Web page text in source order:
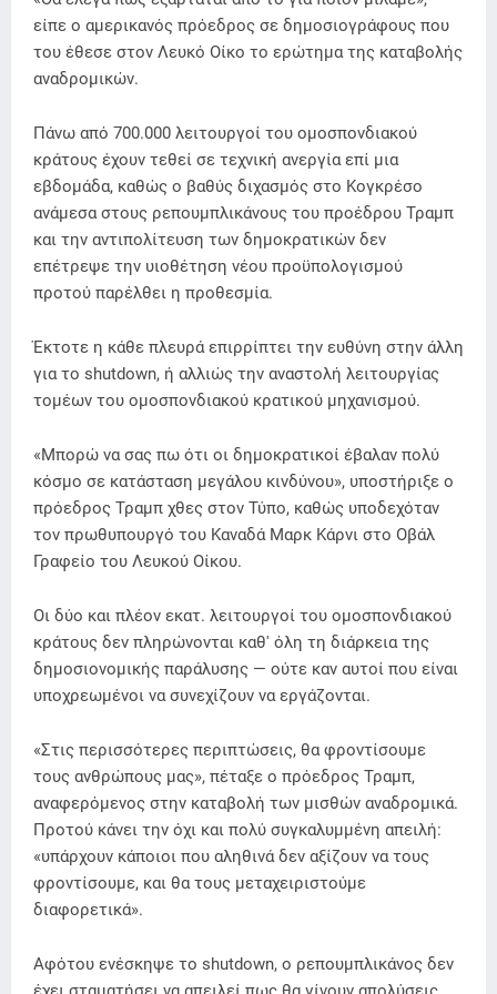
είπε ο αμερικανός πρόεδρος σε δημοσιογράφους που
του έθεσε στον Λευκό Οίκο το ερώτημα της καταβολής
αναδρομικών.
Πάνω από 700.000 λειτουργοί του ομοσπονδιακού
κράτους έχουν τεθεί σε τεχνική ανεργία επί μια
εβδομάδα, καθώς ο βαθύς διχασμός στο Κογκρέσο
ανάμεσα στους ρεπουμπλικάνους του προέδρου Τραμπ
και την αντιπολίτευση των δημοκρατικών δεν
επέτρεψε την υιοθέτηση νέου προϋπολογισμού
προτού παρέλθει η προθεσμία.
Έκτοτε η κάθε πλευρά επιρρίπτει την ευθύνη στην άλλη
για το shutdown, ή αλλιώς την αναστολή λειτουργίας
τομέων του ομοσπονδιακού κρατικού μηχανισμού.
«Μπορώ να σας πω ότι οι δημοκρατικοί έβαλαν πολύ
κόσμο σε κατάσταση μεγάλου κινδύνου», υποστήριξε ο
πρόεδρος Τραμπ χθες στον Τύπο, καθώς υποδεχόταν
τον πρωθυπουργό του Καναδά Μαρκ Κάρνι στο Οβάλ
Γραφείο του Λευκού Οίκου.
Οι δύο και πλέον εκατ. λειτουργοί του ομοσπονδιακού
κράτους δεν πληρώνονται καθ' όλη τη διάρκεια της
δημοσιονομικής παράλυσης — ούτε καν αυτοί που είναι
υποχρεωμένοι να συνεχίζουν να εργάζονται.
«Στις περισσότερες περιπτώσεις, θα φροντίσουμε
τους ανθρώπους μας», πέταξε ο πρόεδρος Τραμπ,
αναφερόμενος στην καταβολή των μισθών αναδρομικά.
Προτού κάνει την όχι και πολύ συγκαλυμμένη απειλή:
«υπάρχουν κάποιοι που αληθινά δεν αξίζουν να τους
φροντίσουμε, και θα τους μεταχειριστούμε
διαφορετικά».
Αφότου ενέσκηψε το shutdown, ο ρεπουμπλικάνος δεν